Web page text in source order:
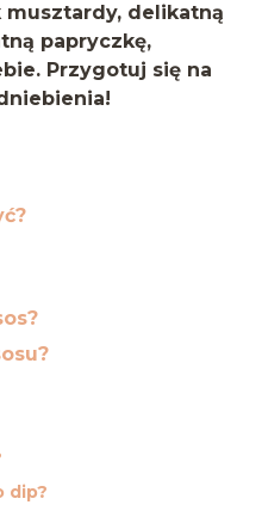
delikatną
papryczkę,
Przygotuj się na
dip?